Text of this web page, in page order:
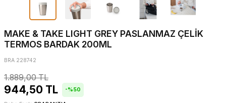
MAKE & TAKE LIGHT GREY PASLANMAZ ÇELİK
TERMOS BARDAK 200ML
BRA 228742
1.889,00TL
944,50 TL -%50